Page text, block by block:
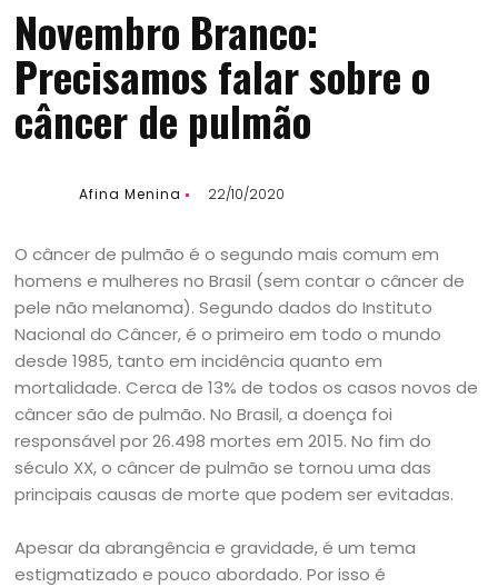
Novembro Branco:
Precisamos falar sobre o
câncer de pulmão
Afina Menina 22/10/2020
O câncer de pulmão é o segundo mais comum em
homens e mulheres no Brasil (sem contar o câncer de
pele não melanoma). Segundo dados do Instituto
Nacional do Câncer, é o primeiro em todo o mundo
desde 1985, tanto em incidência quanto em
mortalidade. Cerca de 13% de todos os casos novos de
câncer são de pulmão. No Brasil, a doença foi
responsável por 26.498 mortes em 2015. No fim do
século XX, o câncer de pulmão se tornou uma das
principais causas de morte que podem ser evitadas.
Apesar da abrangência e gravidade, é um tema
estigmatizado e pouco abordado. Por isso é